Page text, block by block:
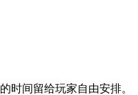
时间留给玩家自由安排。